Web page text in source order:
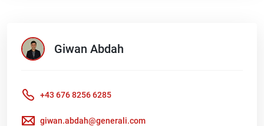
Giwan Abdah
+43 676 8256 6285
giwan.abdah@generali.com